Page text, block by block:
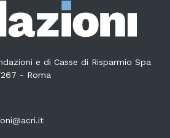
e di Casse di Risparmio Spa
- Roma